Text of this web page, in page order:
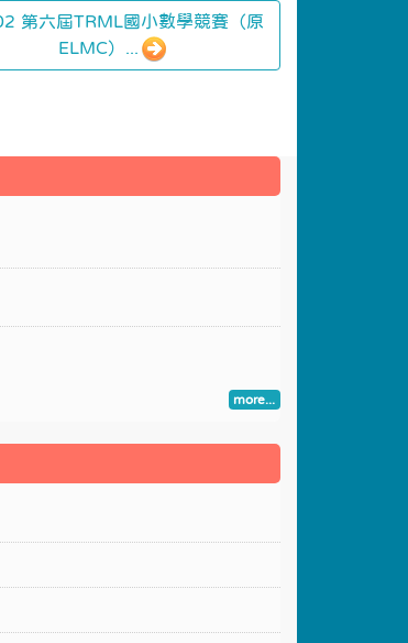
第六屆TRML國小數學競賽（原
ELMC）...
more...